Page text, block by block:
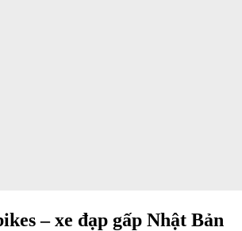
– xe đạp gấp Nhật Bản